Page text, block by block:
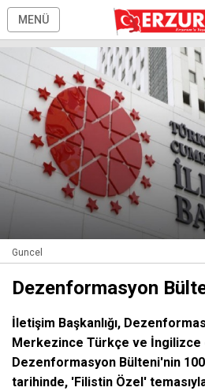
MENÜ
Guncel
Dezenformasyon
İletişim Başkanlığı,
Merkezince Türkçe ve İngilizce
Dezenformasyon Bülteni'nin 100.
tarihinde, 'Filistin Özel' temasıyla